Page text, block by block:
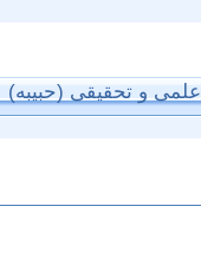
علمی و تحقیقی (حبیبه)